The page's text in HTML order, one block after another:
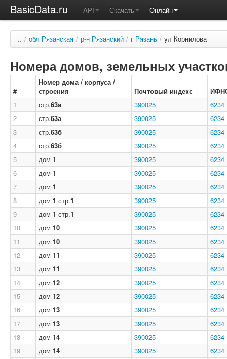
BasicData.ru API Скачать Онлайн
.. / обл Рязанская / р-н Рязанский / г Рязань / ул Корнилова
Номера домов, земельных
#
Номер дома / корпуса /
строения
Почтовый индекс
1
стр.63а 390025
6234
2
стр.63а 390025
6234
3
стр.63б 390025
6234
4
стр.63б 390025
6234
5
дом 1 390025
6234
6
дом 1 390025
6234
7
дом 1 390025
6234
8
дом 1 стр.1 390025
6234
9
дом 1 стр.1 390025
6234
10
дом 10 390025
6234
11
дом 10 390025
6234
12
дом 11 390025
6234
13
дом 11 390025
6234
14
дом 12 390025
6234
15
дом 12 390025
6234
16
дом 13 390025
6234
17
дом 13 390025
6234
18
дом 14 390025
6234
19
дом 14 390025
6234